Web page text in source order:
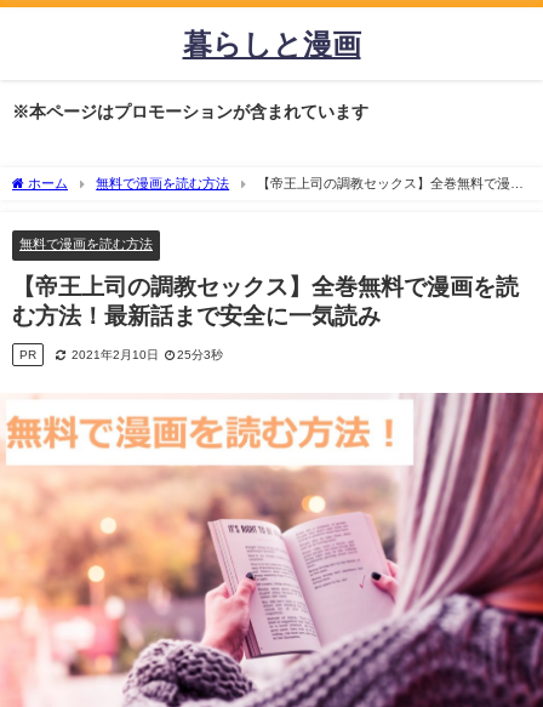
暮らしと漫画
※本ページはプロモーションが含まれています
ホーム 無料で漫画を読む方法
【帝王上司の調教セックス】全巻無料で漫画
無料で漫画を読む方法
【帝王上司の調教セックス】全巻無料で漫画を読
む方法！最新話まで安全に一気読み
PR 2021年2月10日 25分3秒